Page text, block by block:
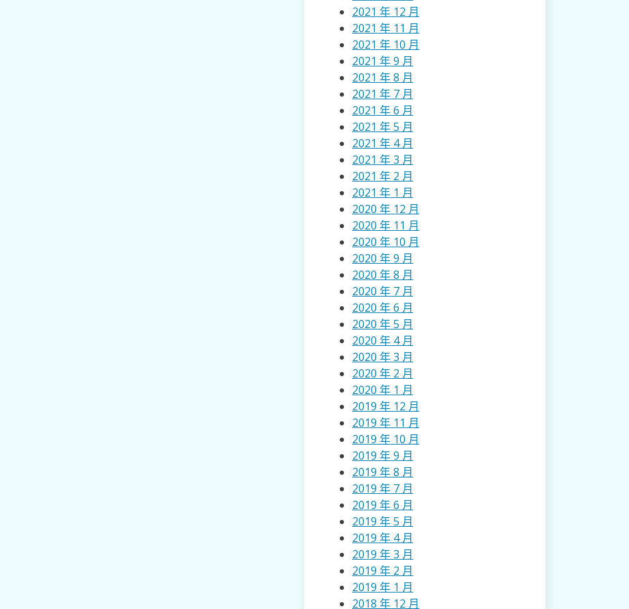
2021 年 12 月
2021 年 11 月
2021 年 10 月
2021 年 9 月
2021 年 8 月
2021 年 7 月
2021 年 6 月
2021 年 5 月
2021 年 4 月
2021 年 3 月
2021 年 2 月
2021 年 1 月
2020 年 12 月
2020 年 11 月
2020 年 10 月
2020 年 9 月
2020 年 8 月
2020 年 7 月
2020 年 6 月
2020 年 5 月
2020 年 4 月
2020 年 3 月
2020 年 2 月
2020 年 1 月
2019 年 12 月
2019 年 11 月
2019 年 10 月
2019 年 9 月
2019 年 8 月
2019 年 7 月
2019 年 6 月
2019 年 5 月
2019 年 4 月
2019 年 3 月
2019 年 2 月
2019 年 1 月
2018 年 12 月